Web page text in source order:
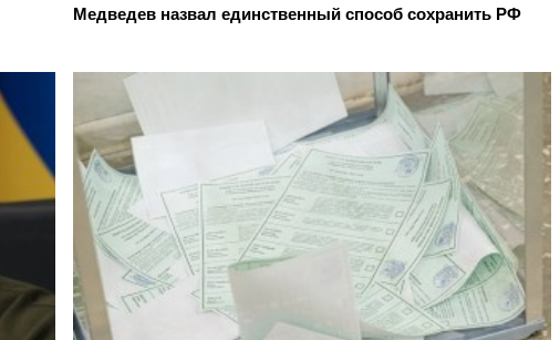
Медведев назвал единственный способ сохранить РФ